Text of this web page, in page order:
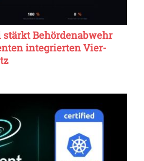
stärkt Behördenabwehr
integrierten Vier-